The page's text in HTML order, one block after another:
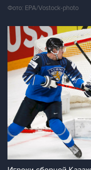
Фото: EPA/Vostock-photo